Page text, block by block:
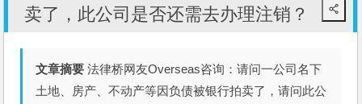
卖了，此公司是否还需去办理注销？
文章摘要 法律桥网友Overseas咨询：请问一公司名下
土地、房产、不动产等因负债被银行拍卖了，请问此公